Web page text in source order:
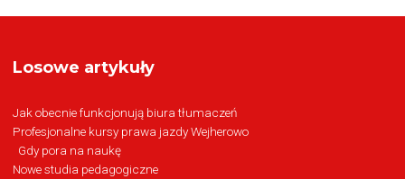
Losowe artykuły
Jak obecnie funkcjonują biura tłumaczeń
Profesjonalne kursy prawa jazdy Wejherowo
Gdy pora na naukę
Nowe studia pedagogiczne